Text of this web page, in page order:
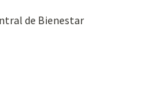
de Bienestar